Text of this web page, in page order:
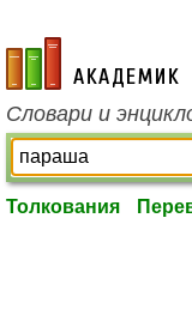
academic.ru
Словари и
Толкования